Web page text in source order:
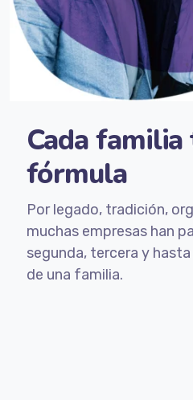
Cada familia
fórmula
Por legado, tradición,
muchas empresas han
segunda, tercera y
de una familia.